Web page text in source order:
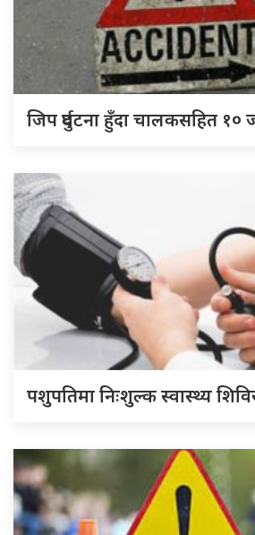
जिप दुर्घटना हुँदा चालकसहित १०
पशुपतिमा निःशुल्क स्वास्थ्य